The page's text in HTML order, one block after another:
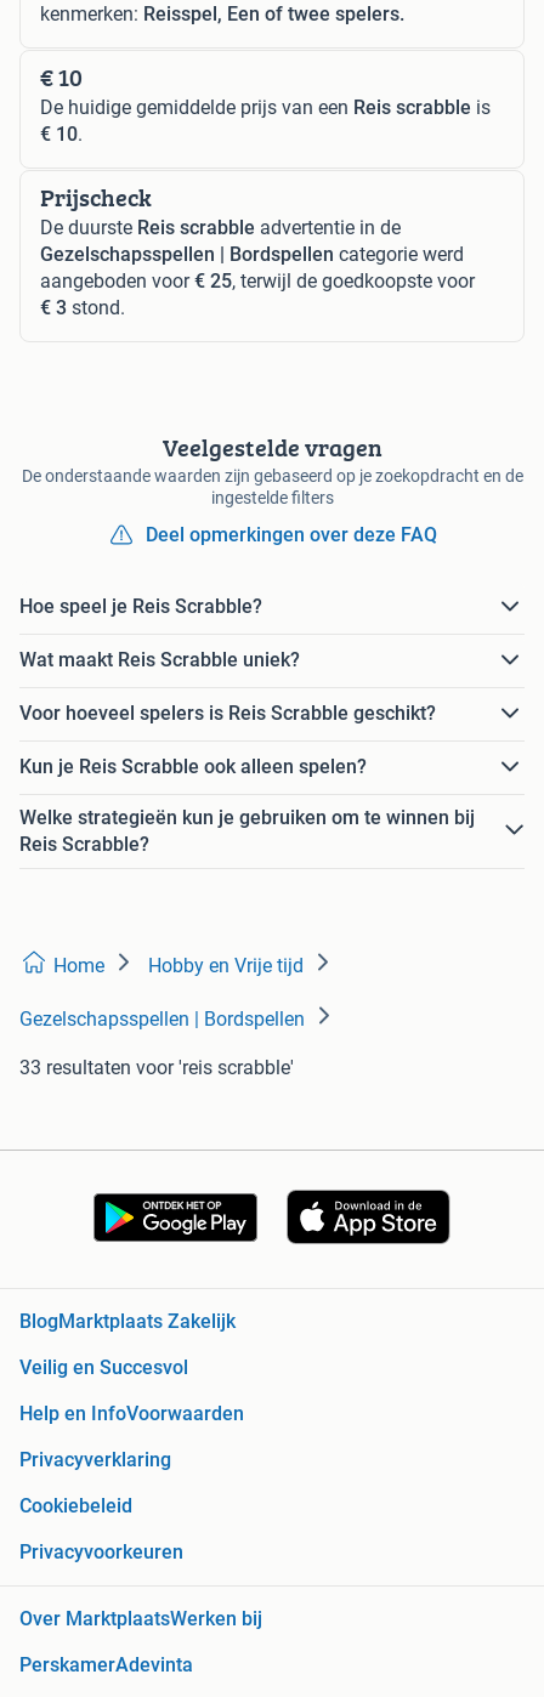
kenmerken: Reisspel, Een of twee spelers.
€ 10
De huidige gemiddelde prijs van een Reis scrabble is
€ 10.
Prijscheck
De duurste Reis scrabble advertentie in de
Gezelschapsspellen | Bordspellen categorie werd
aangeboden voor€ 25, terwijl de goedkoopste voor
€ 3 stond.
Veelgestelde vragen
De onderstaande waarden zijn gebaseerd op je zoekopdracht en de
ingestelde filters
Deel opmerkingen over deze FAQ
Hoe speel je Reis Scrabble?
Wat maakt Reis Scrabble uniek?
Voor hoeveel spelers is Reis Scrabble geschikt?
Kun je Reis Scrabble ook alleen spelen?
Welke strategieën kun je gebruiken om te winnen bij
Reis Scrabble?
Home Hobby en Vrije tijd
Gezelschapsspellen | Bordspellen
33 resultaten voor 'reis scrabble'
BlogMarktplaats Zakelijk
Veilig en Succesvol
Help en InfoVoorwaarden
Privacyverklaring
Cookiebeleid
Privacyvoorkeuren
Over MarktplaatsWerken bij
PerskamerAdevinta